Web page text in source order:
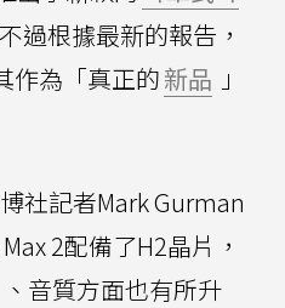
不過根據最新的報告，
作為「真正的新品 」
社記者Mark Gurman
2配備了H2晶片，
音質方面也有所升